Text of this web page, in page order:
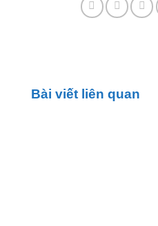
Bài viết liên quan